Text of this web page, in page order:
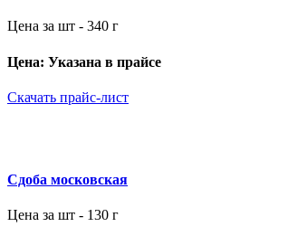
Цена за шт - 340 г
Цена: Указана в прайсе
Скачать прайс-лист
Сдоба московская
Цена за шт - 130 г